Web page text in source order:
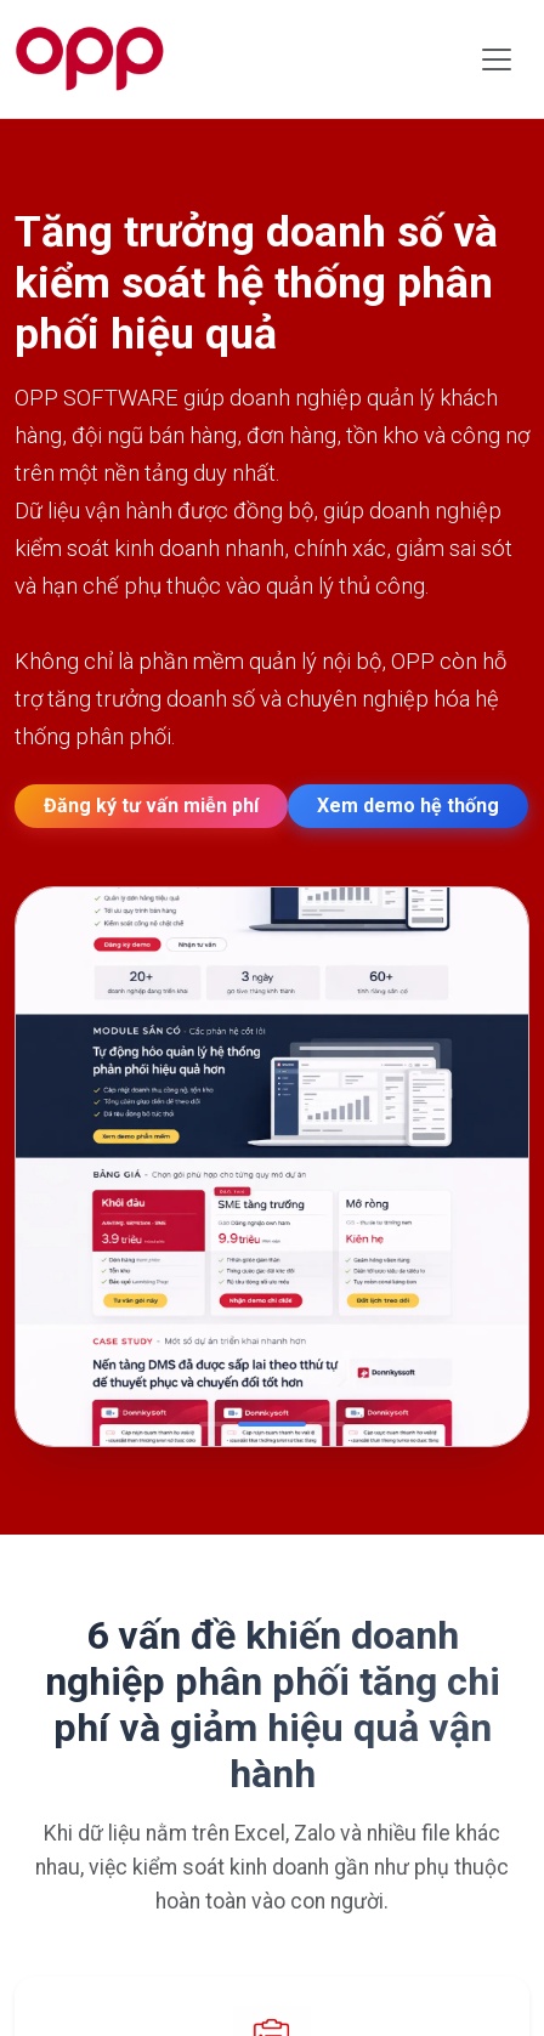
Tăng trưởng doanh số và
kiểm soát hệ thống phân
phối hiệu quả
OPP SOFTWARE giúp doanh nghiệp quản lý khách
hàng, đội ngũ bán hàng, đơn hàng, tồn kho và công nợ
trên một nền tảng duy nhất.
Dữ liệu vận hành được đồng bộ, giúp doanh nghiệp
kiểm soát kinh doanh nhanh, chính xác, giảm sai sót
và hạn chế phụ thuộc vào quản lý thủ công.
Không chỉ là phần mềm quản lý nội bộ, OPP còn hỗ
trợ tăng trưởng doanh số và chuyên nghiệp hóa hệ
thống phân phối.
Đăng ký tư vấn miễn phí Xem demo hệ thống
6 vấn đề khiến doanh
nghiệp phân phối tăng chi
phí và giảm hiệu quả vận
hành
Khi dữ liệu nằm trên Excel, Zalo và nhiều file khác
nhau, việc kiểm soát kinh doanh gần như phụ thuộc
hoàn toàn vào con người.